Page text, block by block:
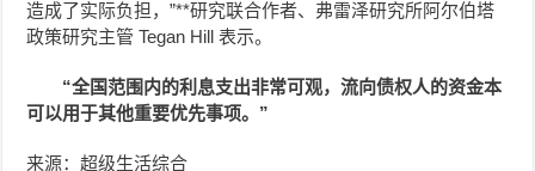
造成了实际负担，”**研究联合作者、弗雷泽研究所阿尔伯塔
政策研究主管 Tegan Hill 表示。
“全国范围内的利息支出非常可观，流向债权人的资金本
可以用于其他重要优先事项。”
来源：超级生活综合